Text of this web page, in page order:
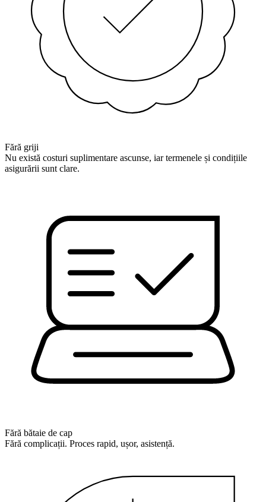
Fără griji
Nu există costuri suplimentare ascunse, iar termenele și condițiile
asigurării sunt clare.
Fără bătaie de cap
Fără complicații. Proces rapid, ușor, asistență.